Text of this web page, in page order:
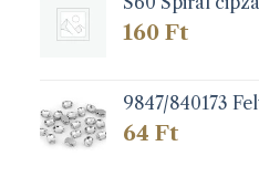
160 Ft
9847/840173
64 Ft